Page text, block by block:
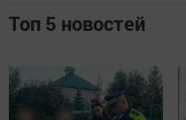
Топ 5 новостей